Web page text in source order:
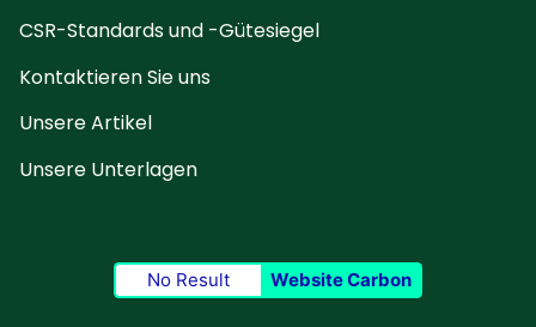
CSR-Standards und -Gütesiegel
Kontaktieren Sie uns
Unsere Artikel
Unsere Unterlagen
No Result Website Carbon